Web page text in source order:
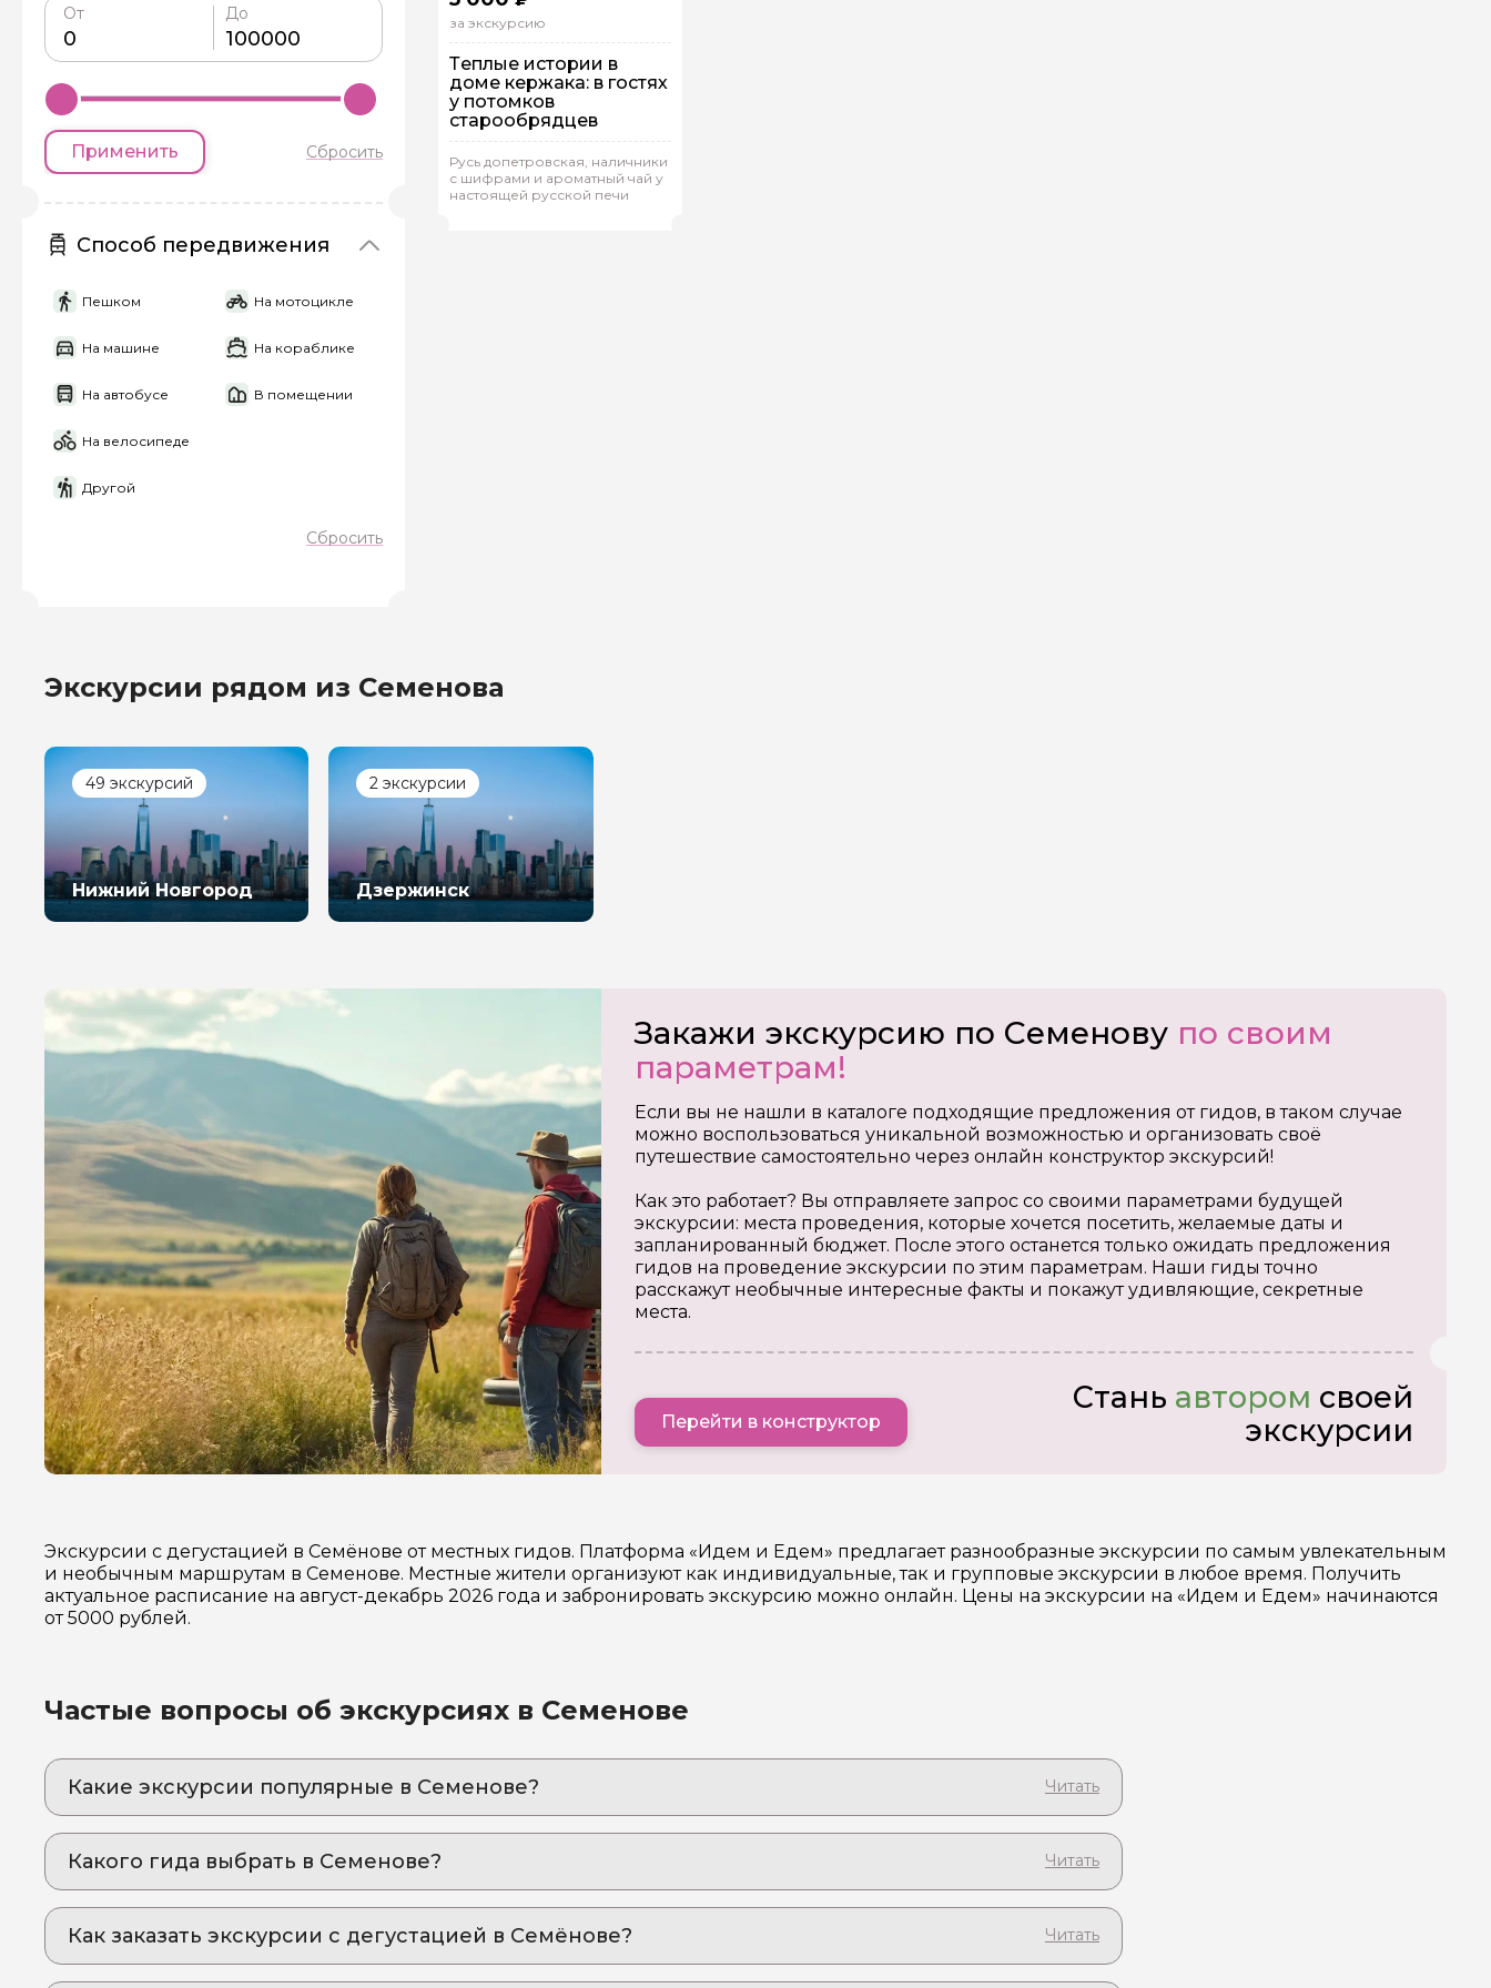
От До
Применить Сбросить
Способ передвижения
Пешком На мотоцикле
На машине На кораблике
На автобусе В помещении
На велосипеде
Другой
Сбросить
за экскурсию
Теплые истории в
доме кержака: в гостях
у потомков
старообрядцев
Русь допетровская, наличники
с шифрами и ароматный чай у
настоящей русской печи
Маргарита.А 84
Индивидуальная
Пешком
Экскурсии рядом из Семенова
49 экскурсий
Нижний Новгород
2 экскурсии
Дзержинск
Закажи экскурсию по Семенову по своим
параметрам!
Если вы не нашли в каталоге подходящие предложения от гидов, в таком случае
можно воспользоваться уникальной возможностью и организовать своё
путешествие самостоятельно через онлайн конструктор экскурсий!
Как это работает? Вы отправляете запрос со своими параметрами будущей
экскурсии: места проведения, которые хочется посетить, желаемые даты и
запланированный бюджет. После этого останется только ожидать предложения
гидов на проведение экскурсии по этим параметрам. Наши гиды точно
расскажут необычные интересные факты и покажут удивляющие, секретные
места.
Перейти в конструктор
Стань автором своей
экскурсии
Экскурсии с дегустацией в Семёнове от местных гидов. Платформа «Идем и Едем» предлагает разнообразные экскурсии по самым увлекательным
и необычным маршрутам в Семенове. Местные жители организуют как индивидуальные, так и групповые экскурсии в любое время. Получить
актуальное расписание на август-декабрь 2026 года и забронировать экскурсию можно онлайн. Цены на экскурсии на «Идем и Едем» начинаются
от 5000 рублей.
Частые вопросы об экскурсиях в Семенове
Какие экскурсии популярные в Семенове?
Русь допетровская, наличники с шифрами и ароматный чай у настоящей русской печи
Какого гида выбрать в Семенове?
Как заказать экскурсии с дегустацией в Семёнове?
Задайте свой вопрос гиду
Как вас зовут
Отправить